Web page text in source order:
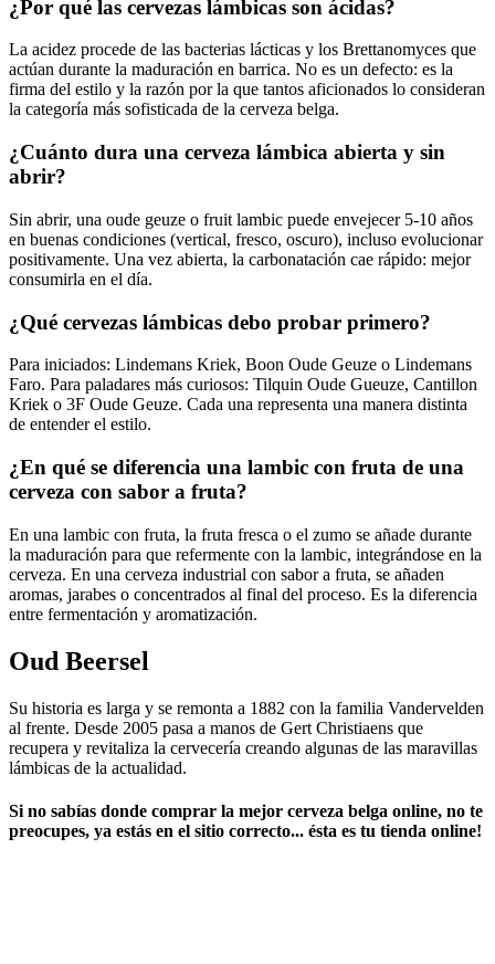
¿Por qué las cervezas lámbicas son ácidas?
La acidez procede de las bacterias lácticas y los Brettanomyces que
actúan durante la maduración en barrica. No es un defecto: es la
firma del estilo y la razón por la que tantos aficionados lo consideran
la categoría más sofisticada de la cerveza belga.
¿Cuánto dura una cerveza lámbica abierta y sin
abrir?
Sin abrir, una oude geuze o fruit lambic puede envejecer 5-10 años
en buenas condiciones (vertical, fresco, oscuro), incluso evolucionar
positivamente. Una vez abierta, la carbonatación cae rápido: mejor
consumirla en el día.
¿Qué cervezas lámbicas debo probar primero?
Para iniciados: Lindemans Kriek, Boon Oude Geuze o Lindemans
Faro. Para paladares más curiosos: Tilquin Oude Gueuze, Cantillon
Kriek o 3F Oude Geuze. Cada una representa una manera distinta
de entender el estilo.
¿En qué se diferencia una lambic con fruta de una
cerveza con sabor a fruta?
En una lambic con fruta, la fruta fresca o el zumo se añade durante
la maduración para que refermente con la lambic, integrándose en la
cerveza. En una cerveza industrial con sabor a fruta, se añaden
aromas, jarabes o concentrados al final del proceso. Es la diferencia
entre fermentación y aromatización.
Oud Beersel
Su historia es larga y se remonta a 1882 con la familia Vandervelden
al frente. Desde 2005 pasa a manos de Gert Christiaens que
recupera y revitaliza la cervecería creando algunas de las maravillas
lámbicas de la actualidad.
Si no sabías ​ donde comprar la mejor cerveza belga online​, no te
preocupes, ya estás en el sitio correcto... ésta es tu tienda online!